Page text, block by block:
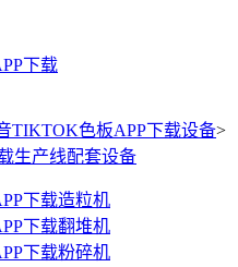
下载
TIKTOK色板APP下载设备>
生产线配套设备
下载造粒机
下载翻堆机
下载粉碎机